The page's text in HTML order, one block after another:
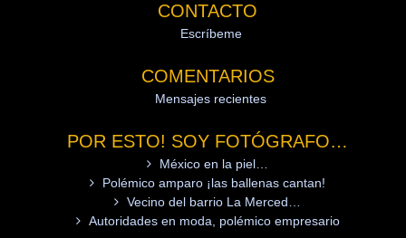
CONTACTO
Escríbeme
COMENTARIOS
Mensajes recientes
POR ESTO! SOY FOTÓGRAFO…
México en la piel…
Polémico amparo ¡las ballenas cantan!
Vecino del barrio La Merced…
Autoridades en moda, polémico empresario